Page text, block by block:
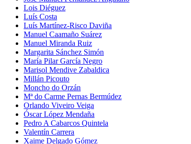
Lois Diéguez
Luís Costa
Luís Martínez-Risco Daviña
Manuel Caamaño Suárez
Manuel Miranda Ruiz
Margarita Sánchez Simón
María Pilar García Negro
Marisol Mendive Zabaldica
Millán Picouto
Moncho do Orzán
Mª do Carme Pernas Bermúdez
Orlando Viveiro Veiga
Óscar López Mendaña
Pedro A Cabarcos Quintela
Valentín Carrera
Xaime Delgado Gómez